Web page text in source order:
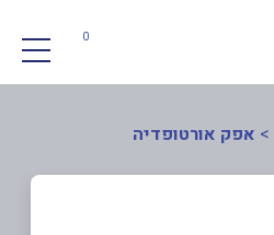
0
> אפק אורטופדיה